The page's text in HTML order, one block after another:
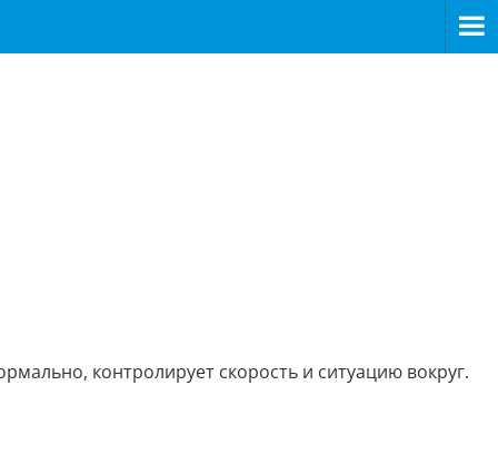
контролирует скорость и ситуацию вокруг.